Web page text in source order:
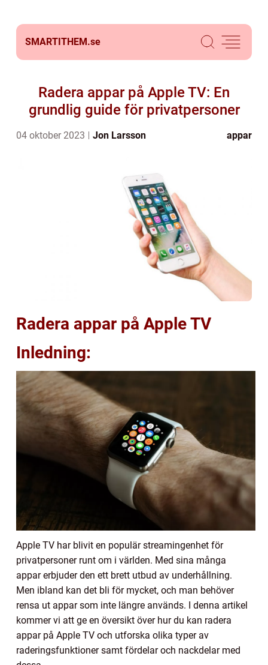
SMARTITHEM.se
Radera appar på Apple TV: En
grundlig guide för privatpersoner
04 oktober 2023 Jon Larsson appar
Radera appar på Apple TV
Inledning:
Apple TV har blivit en populär streamingenhet för
privatpersoner runt om i världen. Med sina många
appar erbjuder den ett brett utbud av underhållning.
Men ibland kan det bli för mycket, och man behöver
rensa ut appar som inte längre används. I denna artikel
kommer vi att ge en översikt över hur du kan radera
appar på Apple TV och utforska olika typer av
raderingsfunktioner samt fördelar och nackdelar med